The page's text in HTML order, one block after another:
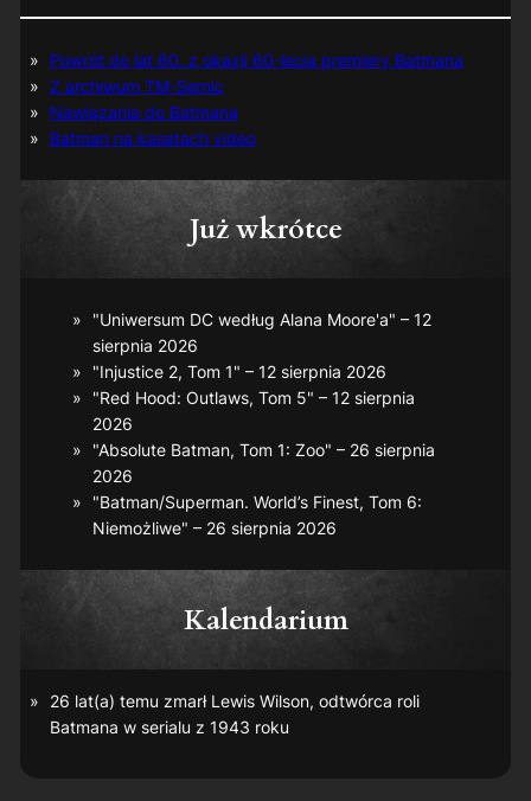
Powrót do lat 60. z okazji 60-lecia premiery Batmana
Z archiwum TM-Semic
Nawiązania do Batmana
Batman na kasetach video
Już wkrótce
"Uniwersum DC według Alana Moore'a" – 12
sierpnia 2026
"Injustice 2, Tom 1" – 12 sierpnia 2026
"Red Hood: Outlaws, Tom 5" – 12 sierpnia
2026
"Absolute Batman, Tom 1: Zoo" – 26 sierpnia
2026
"Batman/Superman. World’s Finest, Tom 6:
Niemożliwe" – 26 sierpnia 2026
Kalendarium
26 lat(a) temu zmarł Lewis Wilson, odtwórca roli
Batmana w serialu z 1943 roku